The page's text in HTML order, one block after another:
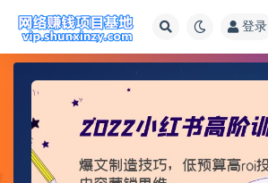
登录